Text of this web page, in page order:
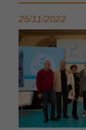
25/11/2022